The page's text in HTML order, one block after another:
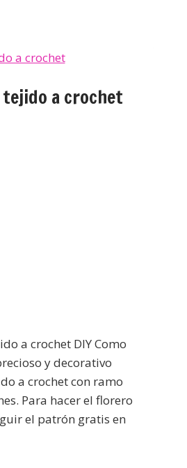
a crochet
a crochet DIY Como
y decorativo
a crochet con ramo
Para hacer el florero
el patrón gratis en